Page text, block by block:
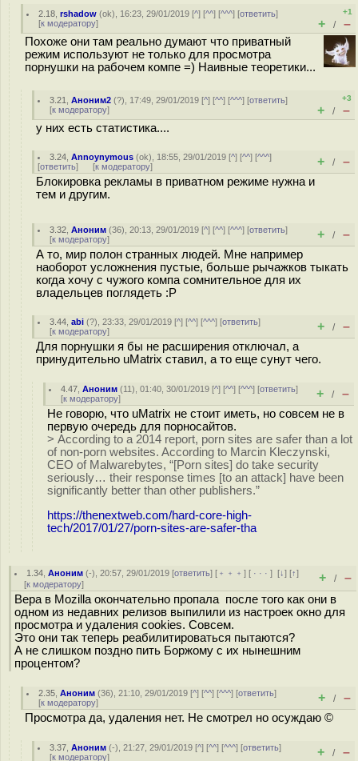
2.18 ,rshadow (ok), 16:23, 29/01/2019 [^] [^^] [^^^] [ответить]
[к модератору]
+1
+ / –
Похоже они там реально думают что приватный
режим используют не только для просмотра
порнушки на рабочем компе =) Наивные теоретики...
3.21 ,Аноним2 (?), 17:49, 29/01/2019 [^] [^^] [^^^] [ответить]
[к модератору]
+3
+ / –
у них есть статистика....
3.24 ,Annoynymous (ok), 18:55, 29/01/2019 [^] [^^] [^^^]
[ответить] [к модератору] + / –
Блокировка рекламы в приватном режиме нужна и
тем и другим.
3.32 ,Аноним (36), 20:13, 29/01/2019 [^] [^^] [^^^] [ответить]
[к модератору] + / –
А то, мир полон странных людей. Мне например
наоборот усложнения пустые, больше рычажков тыкать
когда хочу с чужого компа сомнительное для их
владельцев поглядеть :P
3.44 ,abi (?), 23:33, 29/01/2019 [^] [^^] [^^^] [ответить]
[к модератору] + / –
Для порнушки я бы не расширения отключал, а
принудительно uMatrix ставил, а то еще сунут чего.
4.47 ,Аноним (11), 01:40, 30/01/2019 [^] [^^] [^^^] [ответить]
[к модератору] + / –
Не говорю, что uMatrix не стоит иметь, но совсем не в
первую очередь для порносайтов.
> According to a 2014 report, porn sites are safer than a lot
of non-porn websites. According to Marcin Kleczynski,
CEO of Malwarebytes, “[Porn sites] do take security
seriously… their response times [to an attack] have been
significantly better than other publishers.”
https://thenextweb.com/hard-core-high-
tech/2017/01/27/porn-sites-are-safer-tha
1.34 ,Аноним (-), 20:57, 29/01/2019 [ответить] [ ﹢﹢﹢] [ · · ·][↓] [↑]
[к модератору] + / –
Вера в Mozilla окончательно пропала после того как они в
одном из недавних релизов выпилили из настроек окно для
просмотра и удаления cookies. Совсем.
Это они так теперь реабилитироваться пытаются?
А не слишком поздно пить Боржому с их нынешним
процентом?
2.35 ,Аноним (36), 21:10, 29/01/2019 [^] [^^] [^^^] [ответить]
[к модератору] + / –
Просмотра да, удаления нет. Не смотрел но осуждаю ©
3.37 ,Аноним (-), 21:27, 29/01/2019 [^] [^^] [^^^] [ответить]
[к модератору] + / –